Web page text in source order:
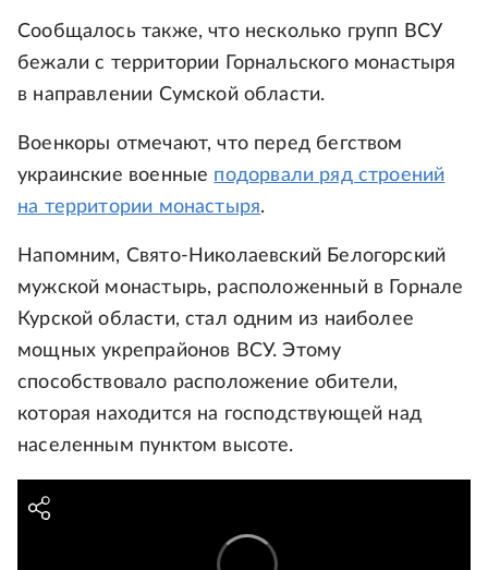
Сообщалось также, что несколько групп ВСУ
бежали с территории Горнальского монастыря
в направлении Сумской области.
Военкоры отмечают, что перед бегством
украинские военные подорвали ряд строений
на территории монастыря.
Напомним, Свято-Николаевский Белогорский
мужской монастырь, расположенный в Горнале
Курской области, стал одним из наиболее
мощных укрепрайонов ВСУ. Этому
способствовало расположение обители,
которая находится на господствующей над
населенным пунктом высоте.